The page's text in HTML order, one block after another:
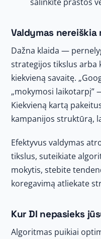
Valdymas
Dažna klaida —
strategijos tikslus arba
kiekvieną savaitę.
„mokymosi laikotarpį”
Kiekvieną kartą
kampanijos struktūrą,
Efektyvus valdymas
tikslus, suteikiate
mokytis, stebite
koregavimą atliekate
Kur DI nepasieks
Algoritmas puikiai